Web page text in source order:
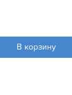
В корзину